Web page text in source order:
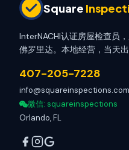
Square
InterNACHI认证房屋检查员
佛罗里达。本地经营，当天出
407-205-7228
info@squareinspections.com
微信: squareinspections
Orlando, FL